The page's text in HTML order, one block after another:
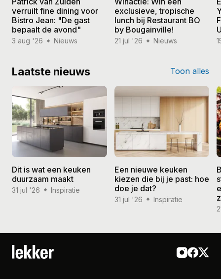
verruilt fine dining voor
Bistro Jean: "De gast
bepaalt de avond"
3 aug '26 Nieuws
exclusieve, tropische
lunch bij Restaurant BO
by Bougainville!
21 jul '26 Nieuws
Laatste nieuws Toon alles
Dit is wat een keuken
duurzaam maakt
31 jul '26 Inspiratie
Een nieuwe keuken
kiezen die bij je past: hoe
doe je dat?
31 jul '26 Inspiratie